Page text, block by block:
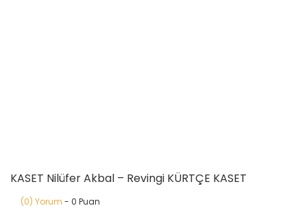
KASET Nilüfer Akbal – Revingi KÜRTÇE KASET
(0) Yorum - 0 Puan